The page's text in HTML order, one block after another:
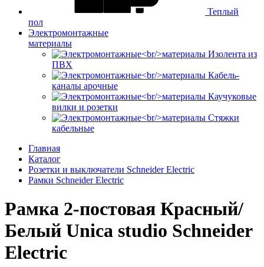
Теплый
пол
Электромонтажные
материалы
Изолента из
ПВХ
Кабель-
каналы арочные
Каучуковые
вилки и розетки
Стяжки
кабельные
Главная
Каталог
Розетки и выключатели Schneider Electric
Рамки Schneider Electric
Рамка 2-постовая Красный/
Белый Unica studio Schneider
Electric